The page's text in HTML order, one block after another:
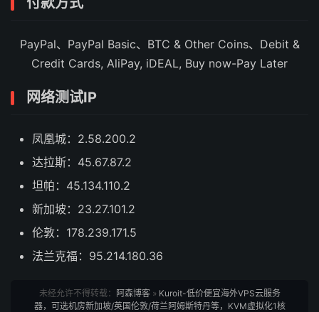
PayPal、PayPal Basic、BTC & Other Coins、Debit &
Credit Cards, AliPay, iDEAL, Buy now-Pay Later
网络测试IP
凤凰城：2.58.200.2
达拉斯：45.67.87.2
坦帕：45.134.110.2
新加坡：23.27.101.2
伦敦：178.239.171.5
法兰克福：95.214.180.36
未经允许不得转载： 阿森博客» Kuroit-低价便宜海外VPS云服务
器，可选机房新加坡/英国伦敦/荷兰阿姆斯特丹等，KVM虚拟化1核